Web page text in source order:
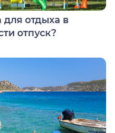
отдыха в
отпуск?